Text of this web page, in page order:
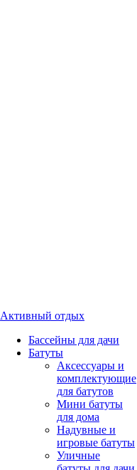
Активный отдых
Бассейны для дачи
Батуты
Аксессуары и
комплектующие
для батутов
Мини батуты
для дома
Надувные и
игровые батуты
Уличные